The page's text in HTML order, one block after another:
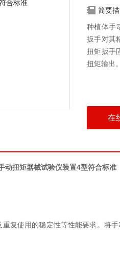
简要描
种植体手
扳手对其
扭矩扳手
扭矩输出。
在
动扭矩器械试验仪装置4型符合标准
复使用的稳定性等性能要求。将